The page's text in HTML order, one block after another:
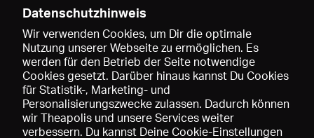
Cast Connect Pro
Datenschutzhinweis
Wir verwenden Cookies, um Dir die optimale
Nutzung unserer Webseite zu ermöglichen. Es
werden für den Betrieb der Seite notwendige
Cookies gesetzt. Darüber hinaus kannst Du Cookies
für Statistik-, Marketing- und
Personalisierungszwecke zulassen. Dadurch können
wir Theapolis und unsere Services weiter
verbessern. Du kannst Deine Cookie-Einstellungen